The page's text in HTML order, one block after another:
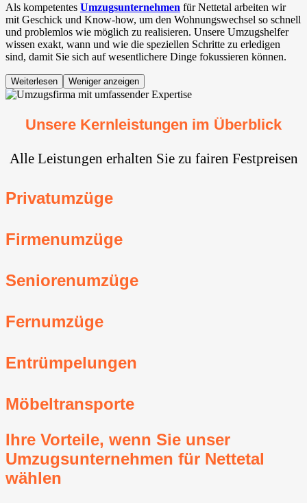
Als kompetentes Umzugsunternehmen für Nettetal arbeiten wir
mit Geschick und Know-how, um den Wohnungswechsel so schnell
und problemlos wie möglich zu realisieren. Unsere Umzugshelfer
wissen exakt, wann und wie die speziellen Schritte zu erledigen
sind, damit Sie sich auf wesentlichere Dinge fokussieren können.
Weiterlesen Weniger anzeigen
Unsere Kernleistungen im Überblick
Alle Leistungen erhalten Sie zu fairen Festpreisen
Privatumzüge
Firmenumzüge
Seniorenumzüge
Fernumzüge
Entrümpelungen
Möbeltransporte
Ihre Vorteile, wenn Sie unser
Umzugsunternehmen für Nettetal
wählen